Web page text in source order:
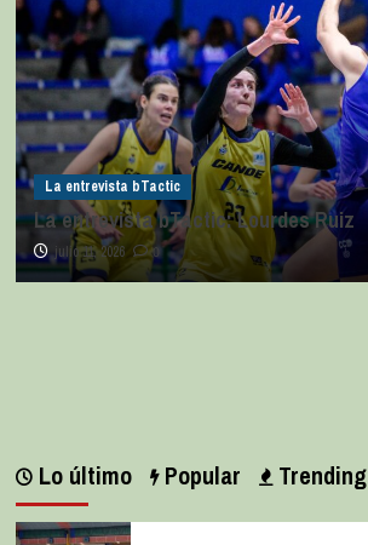
La entrevista bTactic
La entrevista bTactic: Lourdes Ruiz
julio 11, 2026 0
Lo último Popular Trending